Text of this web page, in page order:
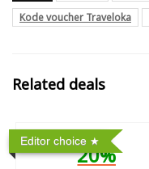
Kode voucher Traveloka
Related deals
Editor choice
20%